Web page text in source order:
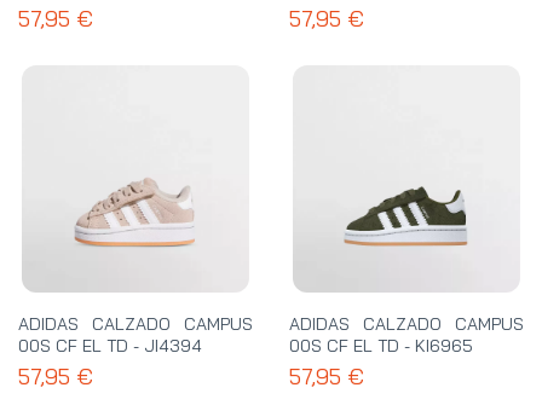
57,95 € 57,95 €
ADIDAS CALZADO CAMPUS
00S CF EL TD - JI4394
57,95 €
ADIDAS CALZADO CAMPUS
00S CF EL TD - KI6965
57,95 €